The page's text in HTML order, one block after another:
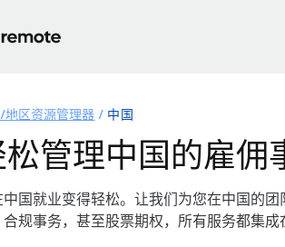
地区资源管理器 中国
松管理中国的雇佣
中国就业变得轻松。让我们为您在中国的团
合规事务，甚至股票期权，所有服务都集